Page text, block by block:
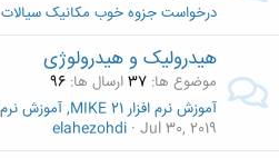
درخواست جزوه خوب مکانیک سیالات
هیدرولیک و هیدرولوژی
موضوع ها 37ارسال ها 96
آموزش نرم افزار MIKE 21, آموزش نرم افزارمایک 21
Jul 30, 2019
elahezohdi